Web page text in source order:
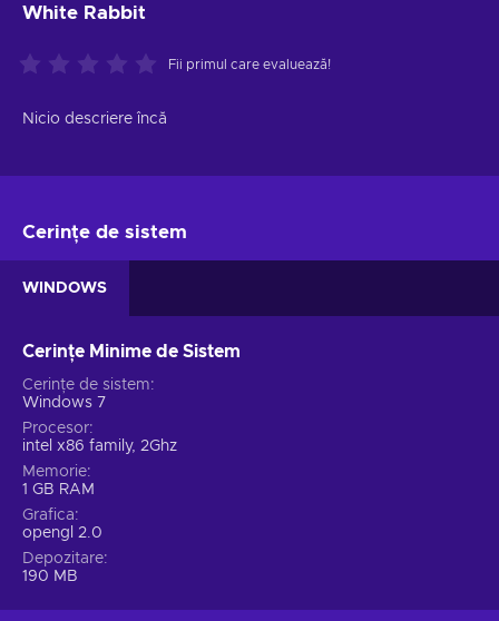
White Rabbit
Fii primul care evaluează!
Nicio descriere încă
Cerințe de sistem
WINDOWS
Cerințe Minime de Sistem
Cerințe de sistem
Windows 7
Procesor
intel x86 family, 2Ghz
Memorie
1 GB RAM
Grafica
opengl 2.0
Depozitare
190 MB